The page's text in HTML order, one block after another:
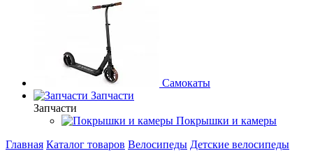
Самокаты
Запчасти
Запчасти
Покрышки и камеры
Главная Каталог товаров Велосипеды Детские велосипеды